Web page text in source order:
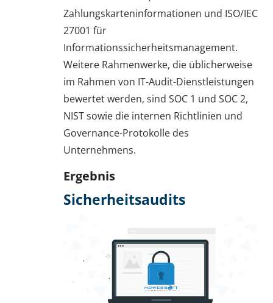
Zahlungskarteninformationen und ISO/IEC
27001 für
Informationssicherheitsmanagement.
Weitere Rahmenwerke, die üblicherweise
im Rahmen von IT-Audit-Dienstleistungen
bewertet werden, sind SOC 1 und SOC 2,
NIST sowie die internen Richtlinien und
Governance-Protokolle des
Unternehmens.
Ergebnis
Sicherheitsaudits